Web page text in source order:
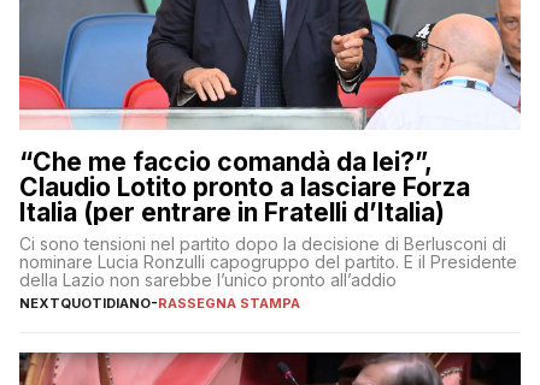
“Che me faccio comandà da lei?”,
Claudio Lotito pronto a lasciare Forza
Italia (per entrare in Fratelli d’Italia)
Ci sono tensioni nel partito dopo la decisione di Berlusconi di
nominare Lucia Ronzulli capogruppo del partito. E il Presidente
della Lazio non sarebbe l’unico pronto all’addio
NEXTQUOTIDIANO-RASSEGNA STAMPA